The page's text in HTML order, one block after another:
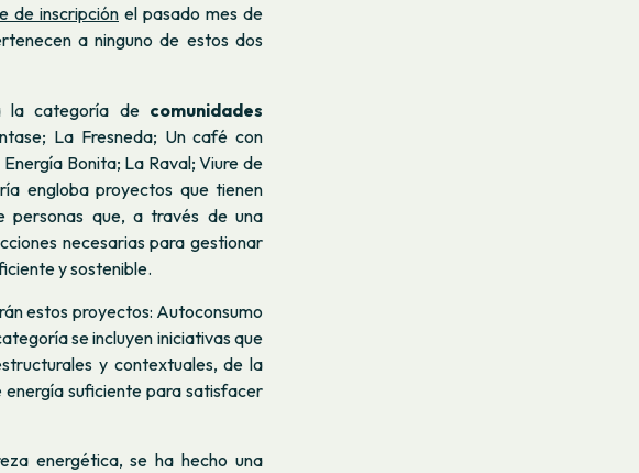
de inscripción el pasado mes de
a ninguno de estos dos
la categoría de comunidades
La Fresneda; Un café con
Bonita; La Raval; Viure de
engloba proyectos que tienen
personas que, a través de una
necesarias para gestionar
y sostenible.
estos proyectos: Autoconsumo
se incluyen iniciativas que
y contextuales, de la
suficiente para satisfacer
energética, se ha hecho una